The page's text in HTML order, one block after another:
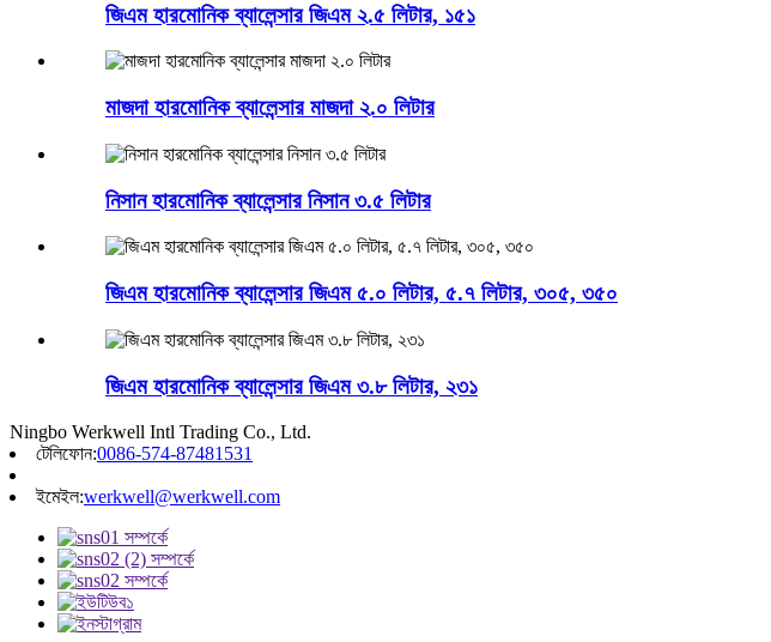
জিএম হারমোনিক ব্যালেন্সার জিএম ২.৫ লিটার, ১৫১
মাজদা হারমোনিক ব্যালেন্সার মাজদা ২.০ লিটার
নিসান হারমোনিক ব্যালেন্সার নিসান ৩.৫ লিটার
জিএম হারমোনিক ব্যালেন্সার জিএম ৫.০ লিটার, ৫.৭ লিটার, ৩০৫, ৩৫০
জিএম হারমোনিক ব্যালেন্সার জিএম ৩.৮ লিটার, ২৩১
Ningbo Werkwell Intl Trading Co., Ltd.
টেলিফোন:0086-574-87481531
ইমেইল:werkwell@werkwell.com